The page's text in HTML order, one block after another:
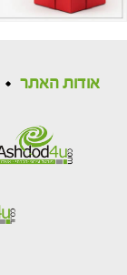
אודות האתר